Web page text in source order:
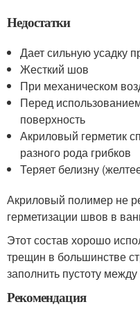
Недостатки
Дает сильную усадку
Жесткий шов
При механическом
Перед
поверхность
Акриловый герметик
разного рода грибков
Теряет белизну
Акриловый полимер не
герметизации швов в
Этот состав хорошо
трещин в большинстве
заполнить пустоту
Рекомендация